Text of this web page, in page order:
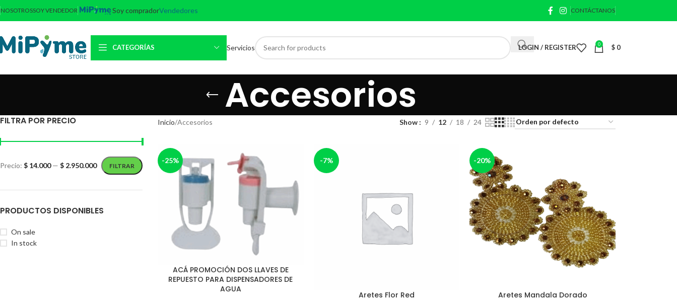
NOSOTROSSOY VENDEDOR Soy compradorVendedores CONTÁCTANOS
CATEGORÍAS Servicios LOGIN / REGISTER 0 $ 0
Accesorios
FILTRA POR PRECIO
FILTRAR
Precio: $ 14.000— $ 2.950.000
PRODUCTOS DISPONIBLES
On sale
In stock
Inicio Accesorios Show 9 12 18 24
-25%
ACÁ PROMOCIÓN DOS LLAVES DE
REPUESTO PARA DISPENSADORES DE
AGUA
-7%
Aretes Flor Red
-20%
Aretes Mandala Dorado